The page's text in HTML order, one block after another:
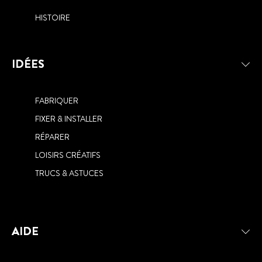
HISTOIRE
IDÉES
FABRIQUER
FIXER & INSTALLER
RÉPARER
LOISIRS CRÉATIFS
TRUCS & ASTUCES
AIDE